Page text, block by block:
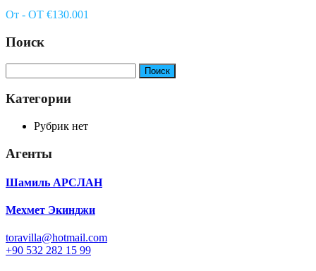
От - OT €130.001
Поиск
Категории
Рубрик нет
Агенты
Шамиль АРСЛАН
Мехмет Экинджи
toravilla@hotmail.com
+90 532 282 15 99